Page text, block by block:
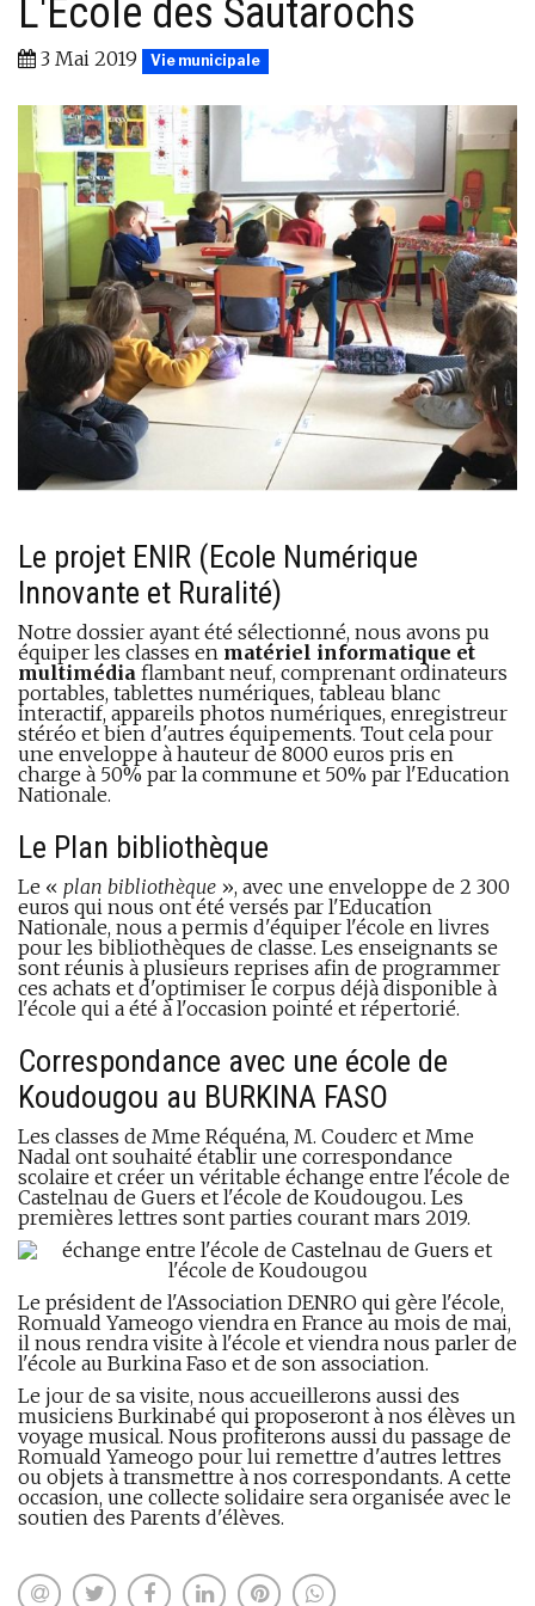
L'École des Sautarochs
3 Mai 2019 Vie municipale
Le projet ENIR (Ecole Numérique
Innovante et Ruralité)
Notre dossier ayant été sélectionné, nous avons pu
équiper les classes en matériel informatique et
multimédia flambant neuf, comprenant ordinateurs
portables, tablettes numériques, tableau blanc
interactif, appareils photos numériques, enregistreur
stéréo et bien d'autres équipements. Tout cela pour
une enveloppe à hauteur de 8000 euros pris en
charge à 50% par la commune et 50% par l'Education
Nationale.
Le Plan bibliothèque
Le « plan bibliothèque », avec une enveloppe de 2 300
euros qui nous ont été versés par l'Education
Nationale, nous a permis d'équiper l'école en livres
pour les bibliothèques de classe. Les enseignants se
sont réunis à plusieurs reprises afin de programmer
ces achats et d'optimiser le corpus déjà disponible à
l'école qui a été à l'occasion pointé et répertorié.
Correspondance avec une école de
Koudougou au BURKINA FASO
Les classes de Mme Réquéna, M. Couderc et Mme
Nadal ont souhaité établir une correspondance
scolaire et créer un véritable échange entre l'école de
Castelnau de Guers et l'école de Koudougou. Les
premières lettres sont parties courant mars 2019.
Le président de l'Association DENRO qui gère l'école,
Romuald Yameogo viendra en France au mois de mai,
il nous rendra visite à l'école et viendra nous parler de
l'école au Burkina Faso et de son association.
Le jour de sa visite, nous accueillerons aussi des
musiciens Burkinabé qui proposeront à nos élèves un
voyage musical. Nous profiterons aussi du passage de
Romuald Yameogo pour lui remettre d'autres lettres
ou objets à transmettre à nos correspondants. A cette
occasion, une collecte solidaire sera organisée avec le
soutien des Parents d'élèves.